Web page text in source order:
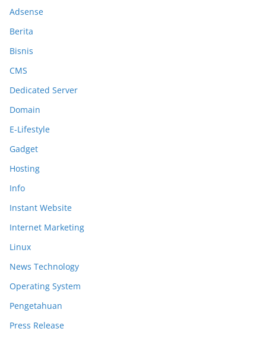
Adsense
Berita
Bisnis
CMS
Dedicated Server
Domain
E-Lifestyle
Gadget
Hosting
Info
Instant Website
Internet Marketing
Linux
News Technology
Operating System
Pengetahuan
Press Release